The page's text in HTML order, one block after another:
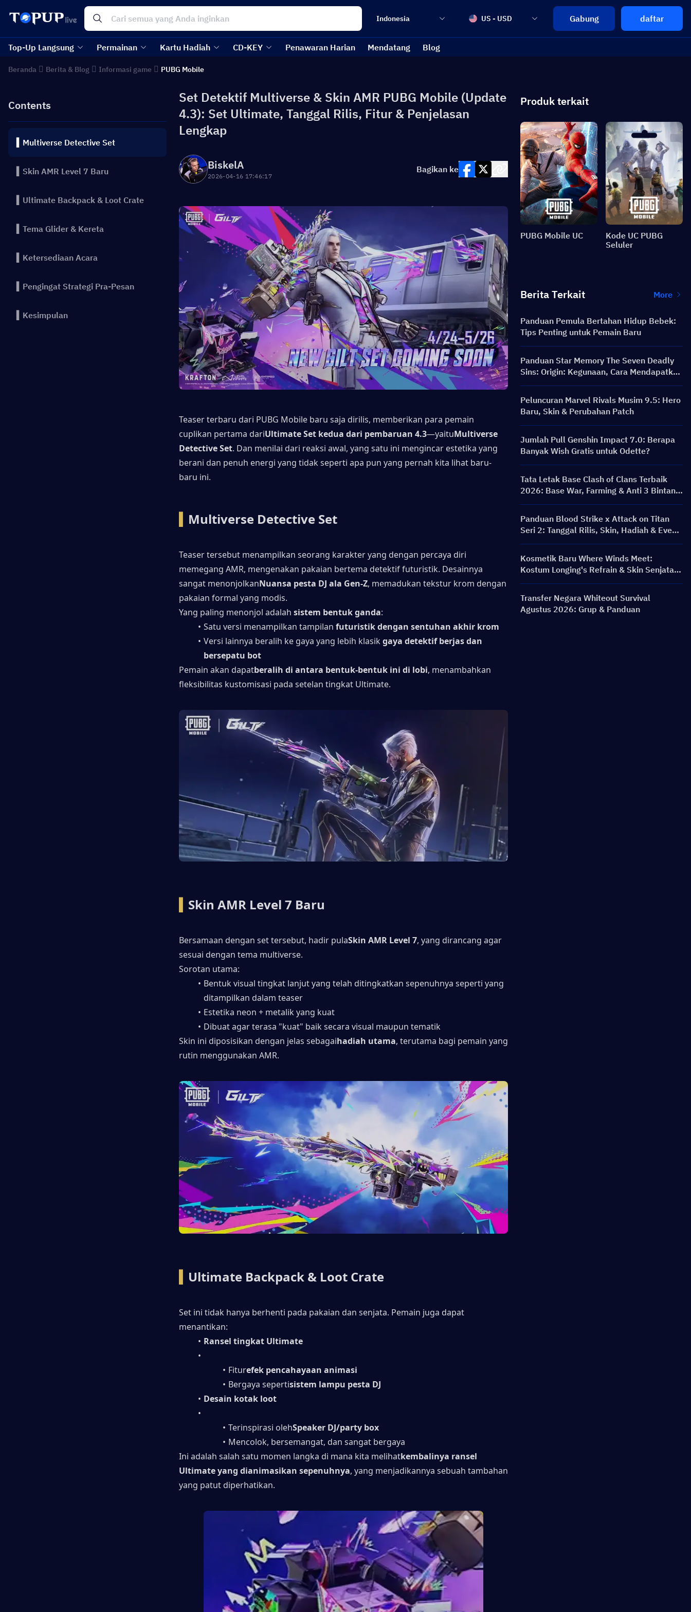
Indonesia US - USD Gabung daftar
Top-Up Langsung Permainan Kartu Hadiah CD-KEY Penawaran Harian Mendatang Blog
Beranda Berita & Blog Informasi game PUBG Mobile
Contents
▍Multiverse Detective Set
▍Skin AMR Level 7 Baru
▍Ultimate Backpack & Loot Crate
▍Tema Glider & Kereta
▍Ketersediaan Acara
▍Pengingat Strategi Pra-Pesan
▍Kesimpulan
Set Detektif Multiverse & Skin AMR PUBG Mobile (Update
4.3): Set Ultimate, Tanggal Rilis, Fitur & Penjelasan
Lengkap
BiskelA
2026-04-16 17:46:17
Bagikan ke
Teaser terbaru dari PUBG Mobile baru saja dirilis, memberikan para pemain
cuplikan pertama dariUltimate Set kedua dari pembaruan 4.3—yaituMultiverse
Detective Set. Dan menilai dari reaksi awal, yang satu ini mengincar estetika yang
berani dan penuh energi yang tidak seperti apa pun yang pernah kita lihat baru-
baru ini.
Multiverse Detective Set
Teaser tersebut menampilkan seorang karakter yang dengan percaya diri
memegang AMR, mengenakan pakaian bertema detektif futuristik. Desainnya
sangat menonjolkanNuansa pesta DJ ala Gen-Z, memadukan tekstur krom dengan
pakaian formal yang modis.
Yang paling menonjol adalah sistem bentuk ganda:
Satu versi menampilkan tampilan futuristik dengan sentuhan akhir krom
Versi lainnya beralih ke gaya yang lebih klasik gaya detektif berjas dan
bersepatu bot
Pemain akan dapatberalih di antara bentuk-bentuk ini di lobi, menambahkan
fleksibilitas kustomisasi pada setelan tingkat Ultimate.
Skin AMR Level 7 Baru
Bersamaan dengan set tersebut, hadir pulaSkin AMR Level 7, yang dirancang agar
sesuai dengan tema multiverse.
Sorotan utama:
Bentuk visual tingkat lanjut yang telah ditingkatkan sepenuhnya seperti yang
ditampilkan dalam teaser
Estetika neon + metalik yang kuat
Dibuat agar terasa "kuat" baik secara visual maupun tematik
Skin ini diposisikan dengan jelas sebagaihadiah utama, terutama bagi pemain yang
rutin menggunakan AMR.
Ultimate Backpack & Loot Crate
Set ini tidak hanya berhenti pada pakaian dan senjata. Pemain juga dapat
menantikan:
Ransel tingkat Ultimate
Fiturefek pencahayaan animasi
Bergaya sepertisistem lampu pesta DJ
Desain kotak loot
Terinspirasi olehSpeaker DJ/party box
Mencolok, bersemangat, dan sangat bergaya
Ini adalah salah satu momen langka di mana kita melihatkembalinya ransel
Ultimate yang dianimasikan sepenuhnya, yang menjadikannya sebuah tambahan
yang patut diperhatikan.
Produk terkait
PUBG Mobile UC
Kode UC PUBG
Seluler
Berita Terkait More
Panduan Pemula Bertahan Hidup Bebek:
Tips Penting untuk Pemain Baru
Panduan Star Memory The Seven Deadly
Sins: Origin: Kegunaan, Cara Mendapatkan
& Tips Pengeluaran Terbaik
Peluncuran Marvel Rivals Musim 9.5: Hero
Baru, Skin & Perubahan Patch
Jumlah Pull Genshin Impact 7.0: Berapa
Banyak Wish Gratis untuk Odette?
Tata Letak Base Clash of Clans Terbaik
2026: Base War, Farming & Anti 3 Bintang
TH12 hingga TH18
Panduan Blood Strike x Attack on Titan
Seri 2: Tanggal Rilis, Skin, Hadiah & Event
Top Up
Kosmetik Baru Where Winds Meet:
Kostum Longing's Refrain & Skin Senjata
Silent Voice: Crest Aria Telah Dirilis!
Transfer Negara Whiteout Survival
Agustus 2026: Grup & Panduan